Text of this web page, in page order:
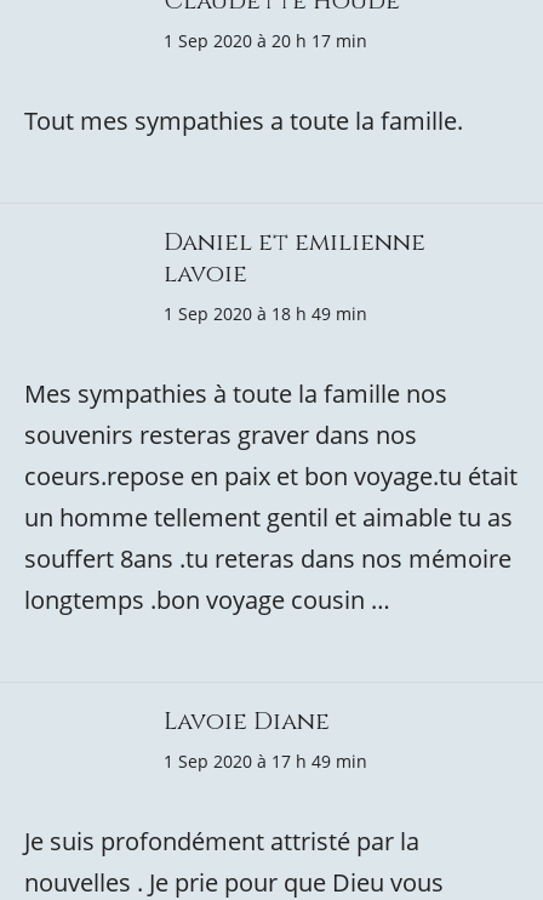
1 Sep 2020 à 20 h 17 min
Tout mes sympathies a toute la famille.
Daniel et emilienne
lavoie
1 Sep 2020 à 18 h 49 min
Mes sympathies à toute la famille nos
souvenirs resteras graver dans nos
coeurs.repose en paix et bon voyage.tu était
un homme tellement gentil et aimable tu as
souffert 8ans .tu reteras dans nos mémoire
longtemps .bon voyage cousin …
Lavoie Diane
1 Sep 2020 à 17 h 49 min
Je suis profondément attristé par la
nouvelles . Je prie pour que Dieu vous